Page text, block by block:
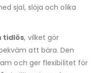
sjal, slöja och olika
tidlös, vilket gör
att bära. Den
och ger flexibilitet för